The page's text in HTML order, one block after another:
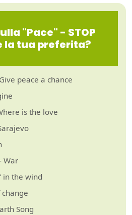
"Pace" - STOP
la tua preferita?
peace a chance
is the love
War
in the wind
change
Song